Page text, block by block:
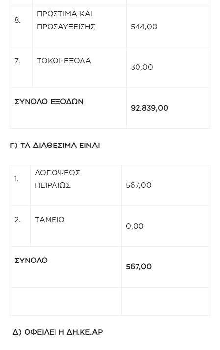
8.
ΠΡΟΣΤΙΜΑ ΚΑΙ
ΠΡΟΣΑΥΞΕΙΣΗΣ
544,00
7. ΤΟΚΟΙ-ΕΞΟΔΑ
30,00
ΣΥΝΟΛΟ ΕΞΟΔΩΝ
92.839,00
Γ) ΤΑ ΔΙΑΘΕΣΙΜΑ ΕΙΝΑΙ
1.
ΛΟΓ.ΟΨΕΩΣ
ΠΕΙΡΑΙΩΣ
567,00
2. ΤΑΜΕΙΟ
0,00
ΣΥΝΟΛΟ
567,00
Δ) ΟΦΕΙΛΕΙ Η ΔΗ.ΚΕ.ΑΡ